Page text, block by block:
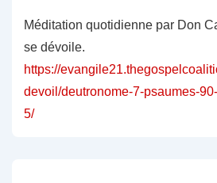
Méditation quotidienne par Don
se dévoile.
https://
devoil/deutronome-7-psaumes-
5/